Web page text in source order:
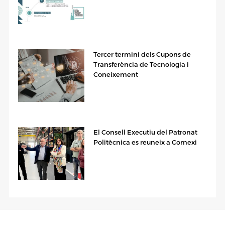
Tercer termini dels Cupons de
Transferència de Tecnologia i
Coneixement
El Consell Executiu del Patronat
Politècnica es reuneix a Comexi